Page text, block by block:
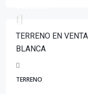
TERRENO EN
BLANCA
TERRENO